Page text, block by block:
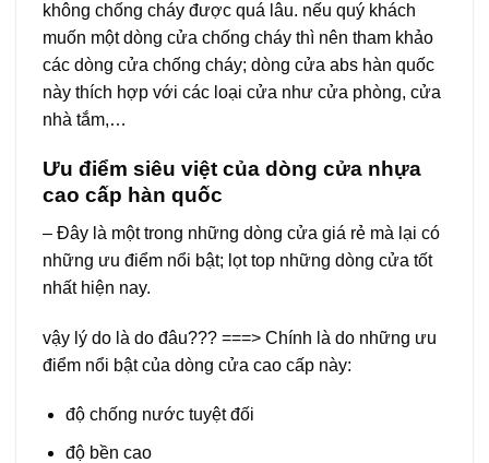
không chống cháy được quá lâu. nếu quý khách
muốn một dòng cửa chống cháy thì nên tham khảo
các dòng cửa chống cháy; dòng cửa abs hàn quốc
này thích hợp với các loại cửa như cửa phòng, cửa
nhà tắm,…
Ưu điểm siêu việt của dòng cửa nhựa
cao cấp hàn quốc
– Đây là một trong những dòng cửa giá rẻ mà lại có
những ưu điểm nổi bật; lọt top những dòng cửa tốt
nhất hiện nay.
vậy lý do là do đâu??? ===> Chính là do những ưu
điểm nổi bật của dòng cửa cao cấp này:
độ chống nước tuyệt đối
độ bền cao